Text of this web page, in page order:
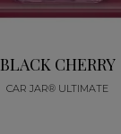
BLACK CHERRY
CAR JAR® ULTIMATE